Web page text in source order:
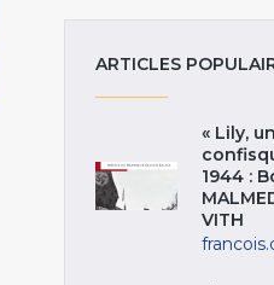
ARTICLES
« Lily,
1944 :
VITH